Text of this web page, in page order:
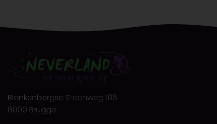
Blankenbergse Steenweg 186
8000 Brugge